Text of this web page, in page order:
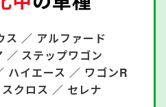
ス ／ アルファード
／ ステップワゴン
ハイエース ／ ワゴンR
クロス ／ セレナ